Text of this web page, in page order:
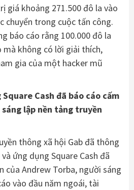
giá khoảng 271.500 đô la vào
chuyển trong cuộc tấn công.
báo cáo rằng 100.000 đô la
mà không có lời giải thích,
gia của một hacker mũ
Cash đã báo cáo cấm
lập nền tảng truyền
thông xã hội Gab đã thông
ứng dụng Square Cash đã
của Andrew Torba, người sáng
vào đầu năm ngoái, tài